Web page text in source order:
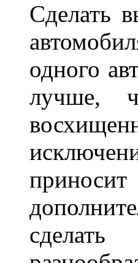
Сделать
одного
лучше,